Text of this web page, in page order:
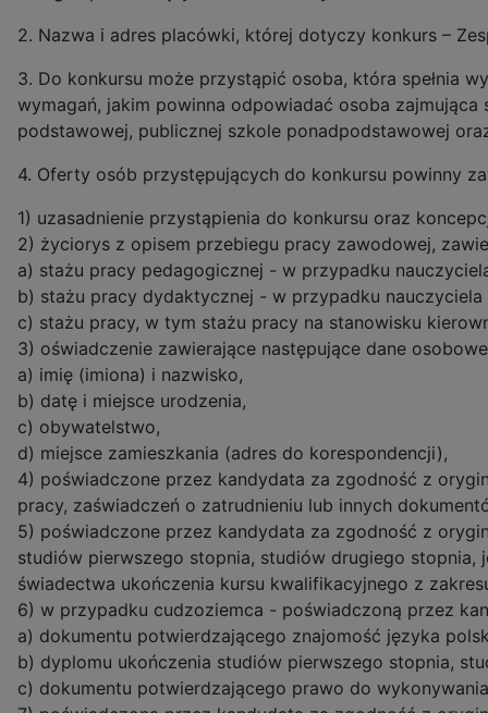
2. Nazwa i adres placówki, której dotyczy konkurs –
3. Do konkursu może przystąpić osoba, która spełnia
wymagań, jakim powinna odpowiadać osoba
podstawowej, publicznej szkole ponadpodstawowej
4. Oferty osób przystępujących do konkursu powinny
1) uzasadnienie przystąpienia do konkursu oraz
2) życiorys z opisem przebiegu pracy zawodowej,
a) stażu pracy pedagogicznej - w przypadku
b) stażu pracy dydaktycznej - w przypadku nauczyciela
c) stażu pracy, w tym stażu pracy na stanowisku
3) oświadczenie zawierające następujące dane
a) imię (imiona) i nazwisko,
b) datę i miejsce urodzenia,
c) obywatelstwo,
d) miejsce zamieszkania (adres do korespondencji),
4) poświadczone przez kandydata za zgodność z
pracy, zaświadczeń o zatrudnieniu lub innych
5) poświadczone przez kandydata za zgodność z
studiów pierwszego stopnia, studiów drugiego
świadectwa ukończenia kursu kwalifikacyjnego z
6) w przypadku cudzoziemca - poświadczoną przez
a) dokumentu potwierdzającego znajomość języka
b) dyplomu ukończenia studiów pierwszego stopnia,
c) dokumentu potwierdzającego prawo do